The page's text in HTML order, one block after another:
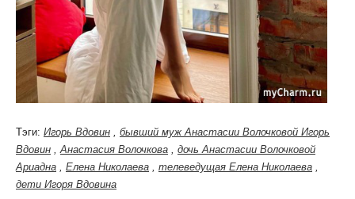
Тэги: Игорь Вдовин , бывший муж Анастасии Волочковой Игорь
Вдовин ,Анастасия Волочкова , дочь Анастасии Волочковой
Ариадна , Елена Николаева , телеведущая Елена Николаева ,
дети Игоря Вдовина